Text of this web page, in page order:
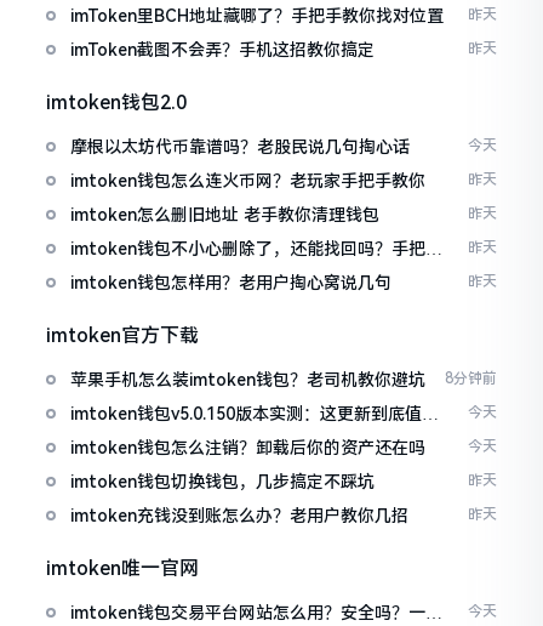
imToken里BCH地址藏哪了？手把手教你找对位置 昨天
imToken截图不会弄？手机这招教你搞定 昨天
imtoken钱包2.0
摩根以太坊代币靠谱吗？老股民说几句掏心话 今天
imtoken钱包怎么连火币网？老玩家手把手教你 昨天
imtoken怎么删旧地址 老手教你清理钱包 昨天
imtoken钱包不小心删除了，还能找回吗？手把手
教你恢复
昨天
imtoken钱包怎样用？老用户掏心窝说几句 昨天
imtoken官方下载
苹果手机怎么装imtoken钱包？老司机教你避坑 8分钟前
imtoken钱包v5.0.150版本实测：这更新到底值不
值得升
今天
imtoken钱包怎么注销？卸载后你的资产还在吗 今天
imtoken钱包切换钱包，几步搞定不踩坑 昨天
imtoken充钱没到账怎么办？老用户教你几招 昨天
imtoken唯一官网
imtoken钱包交易平台网站怎么用？安全吗？一文
今天